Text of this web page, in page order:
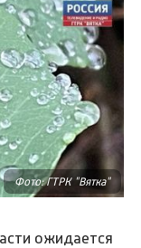
Фото: ГТРК "Вятка"
ожидается